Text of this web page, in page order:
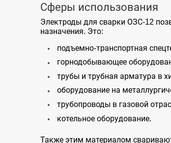
Сферы использования
Электроды для сварки ОЗС-12
назначения. Это:
подъемно-транспортная
горнодобывающее
трубы и трубная арматура в
оборудование на
трубопроводы в газовой
котельное оборудование.
Также этим материалом